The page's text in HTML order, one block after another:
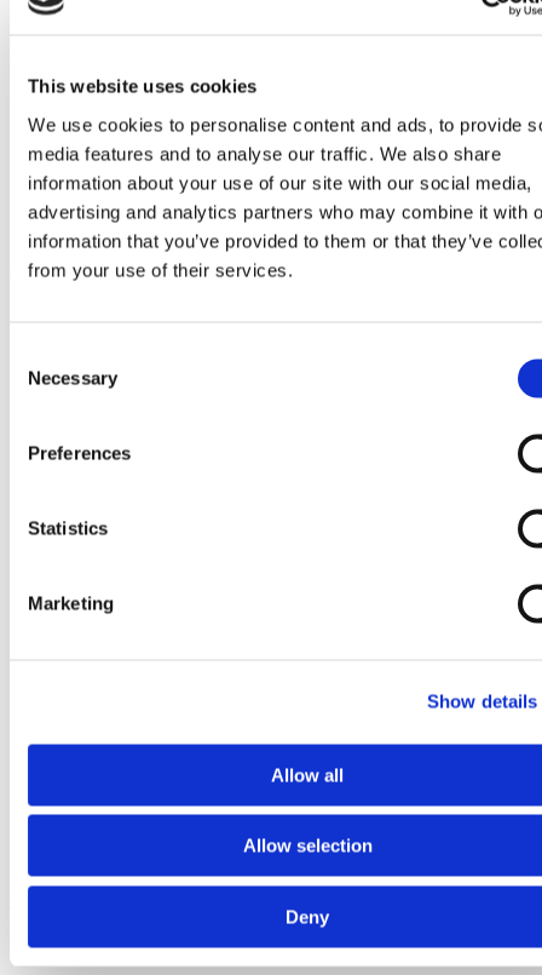
This website uses cookies
We use cookies to personalise content and ads, to provide
media features and to analyse our traffic. We also share
information about your use of our site with our social media,
advertising and analytics partners who may combine it with
information that you’ve provided to them or that they’ve
from your use of their services.
Selection
Necessary
Preferences
Statistics
Marketing
Show details
Allow all
Allow selection
Deny
Minimelkers
stalartikelen
Skelex
Home
Melkmachine
Slangen melkmachine
Melkslang D16 x D28 1 meter t/m 4 meter
Ga naar het einde van de afbeeldingen-gallerij
Slangen melkmachine